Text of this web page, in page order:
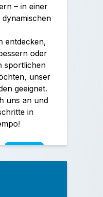
– in einer
entdecken,
oder
sportlichen
unser
geeignet.
uns an und
in